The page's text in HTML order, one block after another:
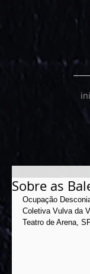
Sobre as
Ocupação
Coletiva Vulva da
Teatro de Arena,